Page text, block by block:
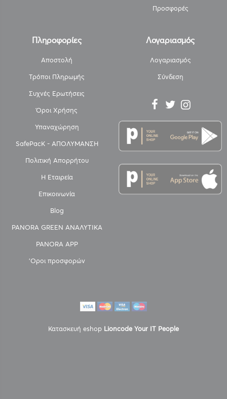
Προσφορές
Πληροφορίες
Αποστολή
Τρόποι Πληρωμής
Συχνές Ερωτήσεις
Όροι Χρήσης
Υπαναχώρηση
SafePacK - ΑΠΟΛΥΜΑΝΣΗ
Πολιτική Απορρήτου
Η Εταιρεία
Επικοινωνία
Blog
PANORA GREEN ΑΝΑΛΥΤΙΚΑ
PANORA APP
'Οροι προσφορών
Λογαριασμός
Λογαριασμός
Σύνδεση
Κατασκευή eshop Lioncode Your IT People